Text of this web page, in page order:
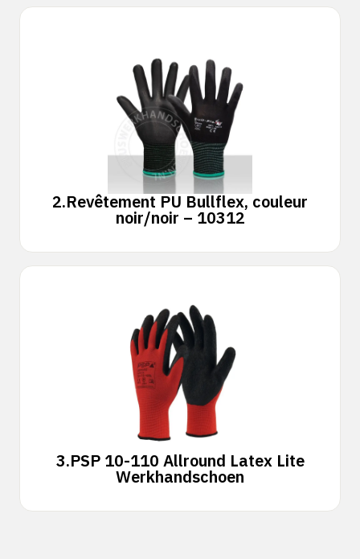
2.Revêtement PU Bullflex, couleur
noir/noir – 10312
3.PSP 10-110 Allround Latex Lite
Werkhandschoen